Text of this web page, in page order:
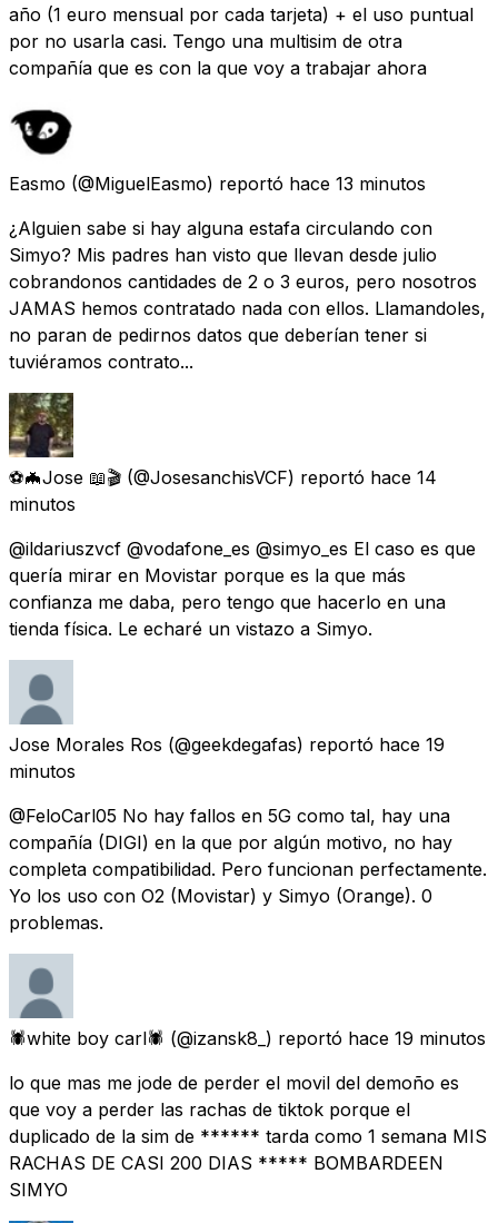
año (1 euro mensual por cada tarjeta) + el uso puntual
por no usarla casi. Tengo una multisim de otra
compañía que es con la que voy a trabajar ahora
Easmo (@MiguelEasmo) reportó hace 13 minutos
¿Alguien sabe si hay alguna estafa circulando con
Simyo? Mis padres han visto que llevan desde julio
cobrandonos cantidades de 2 o 3 euros, pero nosotros
JAMAS hemos contratado nada con ellos. Llamandoles,
no paran de pedirnos datos que deberían tener si
tuviéramos contrato...
⚽️🦇Jose 📖🎬 (@JosesanchisVCF) reportó hace 14
minutos
@ildariuszvcf @vodafone_es @simyo_es El caso es que
quería mirar en Movistar porque es la que más
confianza me daba, pero tengo que hacerlo en una
tienda física. Le echaré un vistazo a Simyo.
Jose Morales Ros (@geekdegafas) reportó hace 19
minutos
@FeloCarl05 No hay fallos en 5G como tal, hay una
compañía (DIGI) en la que por algún motivo, no hay
completa compatibilidad. Pero funcionan perfectamente.
Yo los uso con O2 (Movistar) y Simyo (Orange). 0
problemas.
🕷️white boy carl🕷️ (@izansk8_) reportó hace 19 minutos
lo que mas me jode de perder el movil del demoño es
que voy a perder las rachas de tiktok porque el
duplicado de la sim de ****** tarda como 1 semana MIS
RACHAS DE CASI 200 DIAS ***** BOMBARDEEN
SIMYO